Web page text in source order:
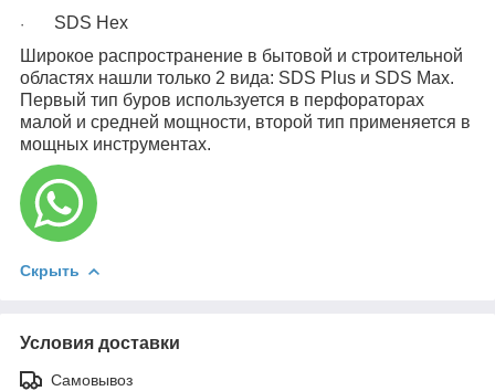
·
SDS Hex
Широкое распространение в бытовой и строительной
областях нашли только 2 вида: SDS Plus и SDS Max.
Первый тип буров используется в перфораторах
малой и средней мощности, второй тип применяется в
мощных инструментах.
Скрыть
Условия доставки
Самовывоз